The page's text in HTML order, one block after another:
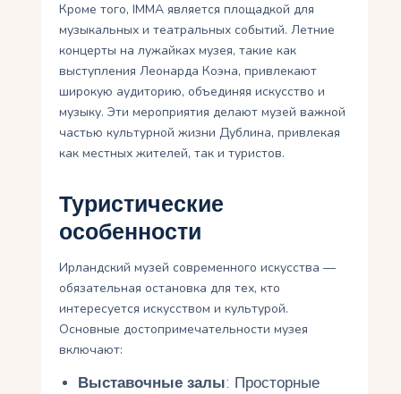
Кроме того, IMMA является площадкой для
музыкальных и театральных событий. Летние
концерты на лужайках музея, такие как
выступления Леонарда Коэна, привлекают
широкую аудиторию, объединяя искусство и
музыку. Эти мероприятия делают музей важной
частью культурной жизни Дублина, привлекая
как местных жителей, так и туристов.
Туристические
особенности
Ирландский музей современного искусства —
обязательная остановка для тех, кто
интересуется искусством и культурой.
Основные достопримечательности музея
включают:
Выставочные залы: Просторные